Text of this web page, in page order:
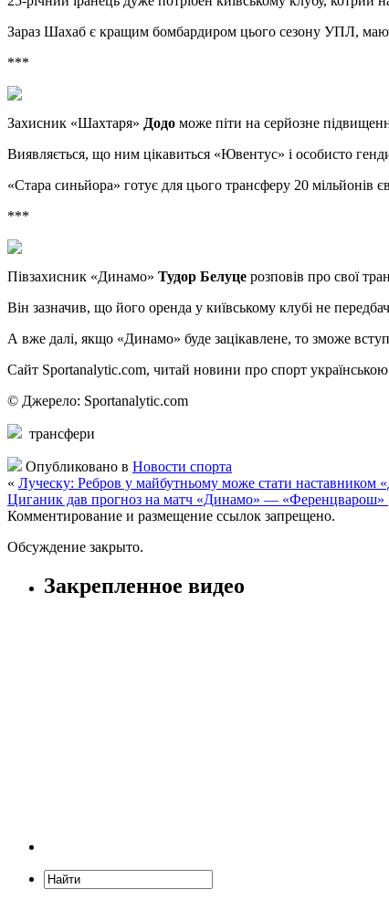
Зараз Шахаб є кращим бомбардиром цього сезону УПЛ,
***
Захисник «Шахтаря» Додо може піти на серйозне
Виявляється, що ним цікавиться «Ювентус» і особисто
«Стара синьйора» готує для цього трансферу 20 мільйонів
***
Півзахисник «Динамо» Тудор Белуце розповів про свої
Він зазначив, що його оренда у київському клубі не
А вже далі, якщо «Динамо» буде зацікавлене, то зможе
Сайт Sportanalytic.com, читай новини про спорт
© Джерело: Sportanalytic.com
трансфери
Опубликовано в Новости спорта
« Луческу: Ребров у майбутньому може стати наставником
Циганик дав прогноз на матч «Динамо» — «Ференцварош»
Комментирование и размещение ссылок запрещено.
Обсуждение закрыто.
Закрепленное видео